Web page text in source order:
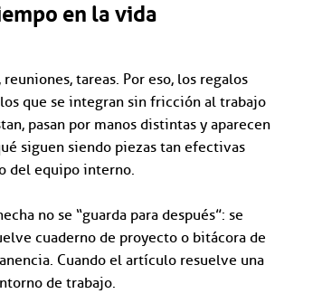
en la vida
tareas. Por eso, los regalos
que se integran sin fricción al trabajo
pasan por manos distintas y aparecen
siguen siendo piezas tan efectivas
del equipo interno.
no se “guarda para después”: se
cuaderno de proyecto o bitácora de
Cuando el artículo resuelve una
de trabajo.